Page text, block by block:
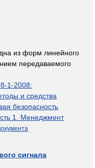
из форм линейного
передаваемого
1-2008:
и средства
безопасность
1. Менеджмент
сигнала